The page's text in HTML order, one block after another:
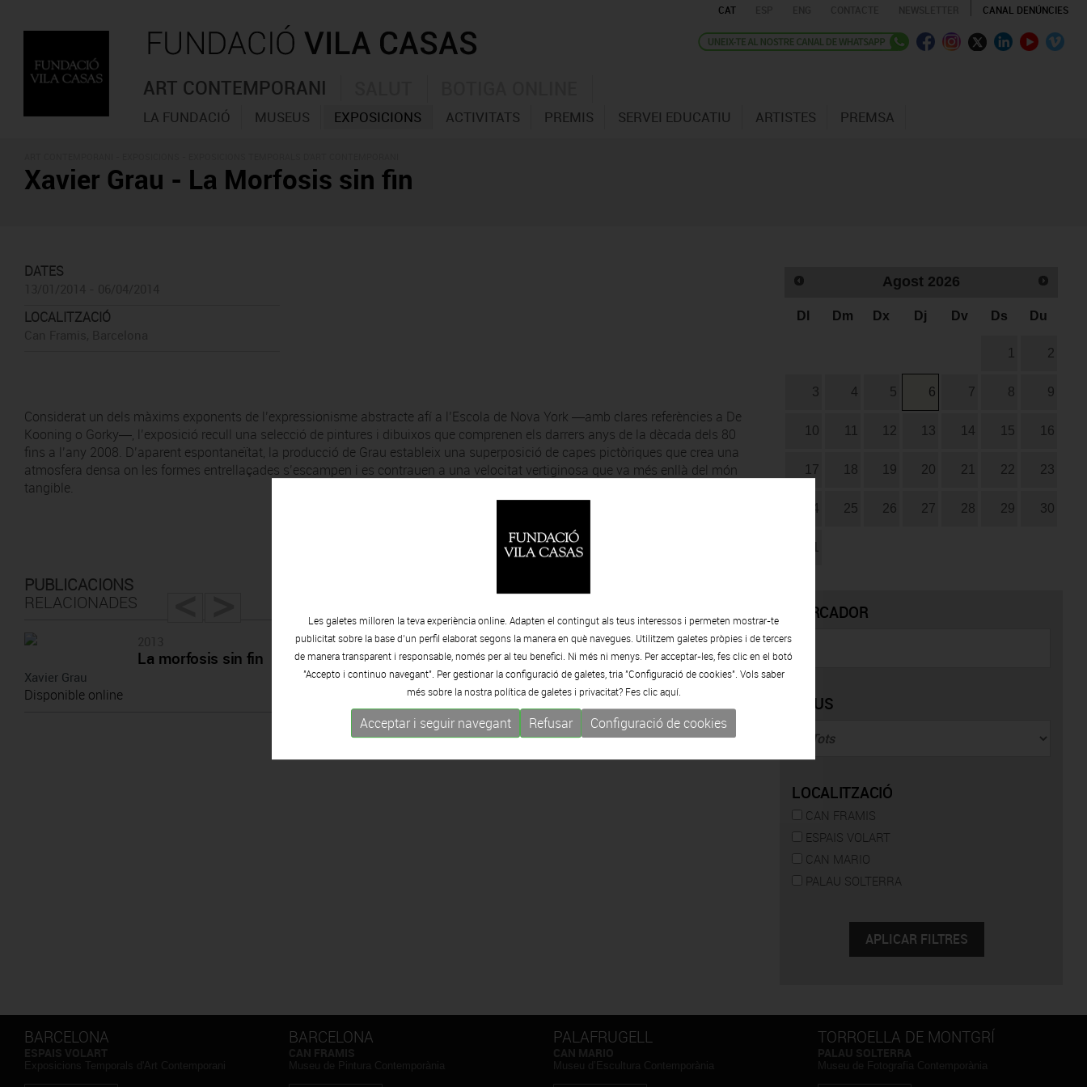
CAT CANAL DENÚNCIES
ART CONTEMPORANI
LA FUNDACIÓ MUSEUS EXPOSICIONS ACTIVITATS PREMIS SERVEI EDUCATIU ARTISTES PREMSA
Xavier Grau - La Morfosis sin fin
DATES
LOCALITZACIÓ
Considerat un dels màxims exponents de l’expressionisme abstracte afí a l’Escola de Nova York ―amb clares referències a De
Kooning o Gorky―, l’exposició recull una selecció de pintures i dibuixos que comprenen els darrers anys de la dècada dels 80
fins a l’any 2008. D’aparent espontaneïtat, la producció de Grau estableix una superposició de capes pictòriques que crea una
atmosfera densa on les formes entrellaçades s’escampen i es contrauen a una velocitat vertiginosa que va més enllà del món
tangible.
PUBLICACIONS
RELACIONADES
La morfosis sin fin
Xavier Grau
Disponible online
Agost 2026
Dl Dm Dx Dj Dv Ds Du
1 2
3 4 5 6 7 8 9
10 11 12 13 14 15 16
17 18 19 20 21 22 23
24 25 26 27 28 29 30
CERCADOR
TIPUS
LOCALITZACIÓ
CAN FRAMIS
ESPAIS VOLART
CAN MARIO
PALAU SOLTERRA
BARCELONA BARCELONA PALAFRUGELL TORROELLA DE MONTGRÍ
Les galetes milloren la teva experiència online. Adapten el contingut als teus interessos i permeten mostrar-te
publicitat sobre la base d’un perfil elaborat segons la manera en què navegues. Utilitzem galetes pròpies i de tercers
de manera transparent i responsable, només per al teu benefici. Ni més ni menys. Per acceptar-les, fes clic en el botó
"Accepto i continuo navegant". Per gestionar la configuració de galetes, tria "Configuració de cookies". Vols saber
més sobre la nostra política de galetes i privacitat? Fes clicaquí.
Acceptar i seguir navegant Refusar Configuració de cookies